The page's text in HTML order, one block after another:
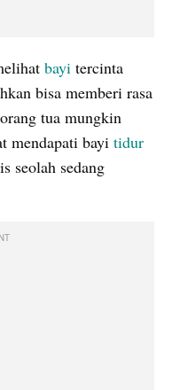
bayi tercinta
bisa memberi rasa
tua mungkin
mendapati bayi tidur
seolah sedang